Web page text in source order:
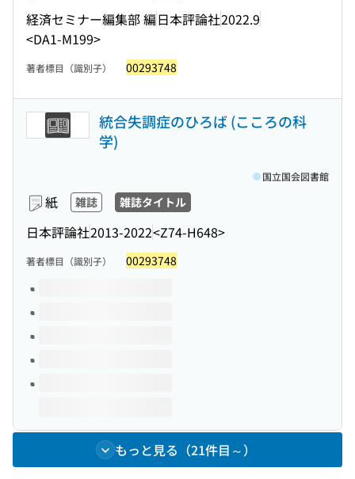
経済セミナー編集部 編日本評論社2022.9
<DA1-M199>
著者標目（識別子） 00293748
統合失調症のひろば (こころの科
学)
紙 雑誌 雑誌タイトル
日本評論社2013-2022<Z74-H648>
国立国会図書館
著者標目（識別子） 00293748
このタイトルの巻号
もっと見る（21件目～）